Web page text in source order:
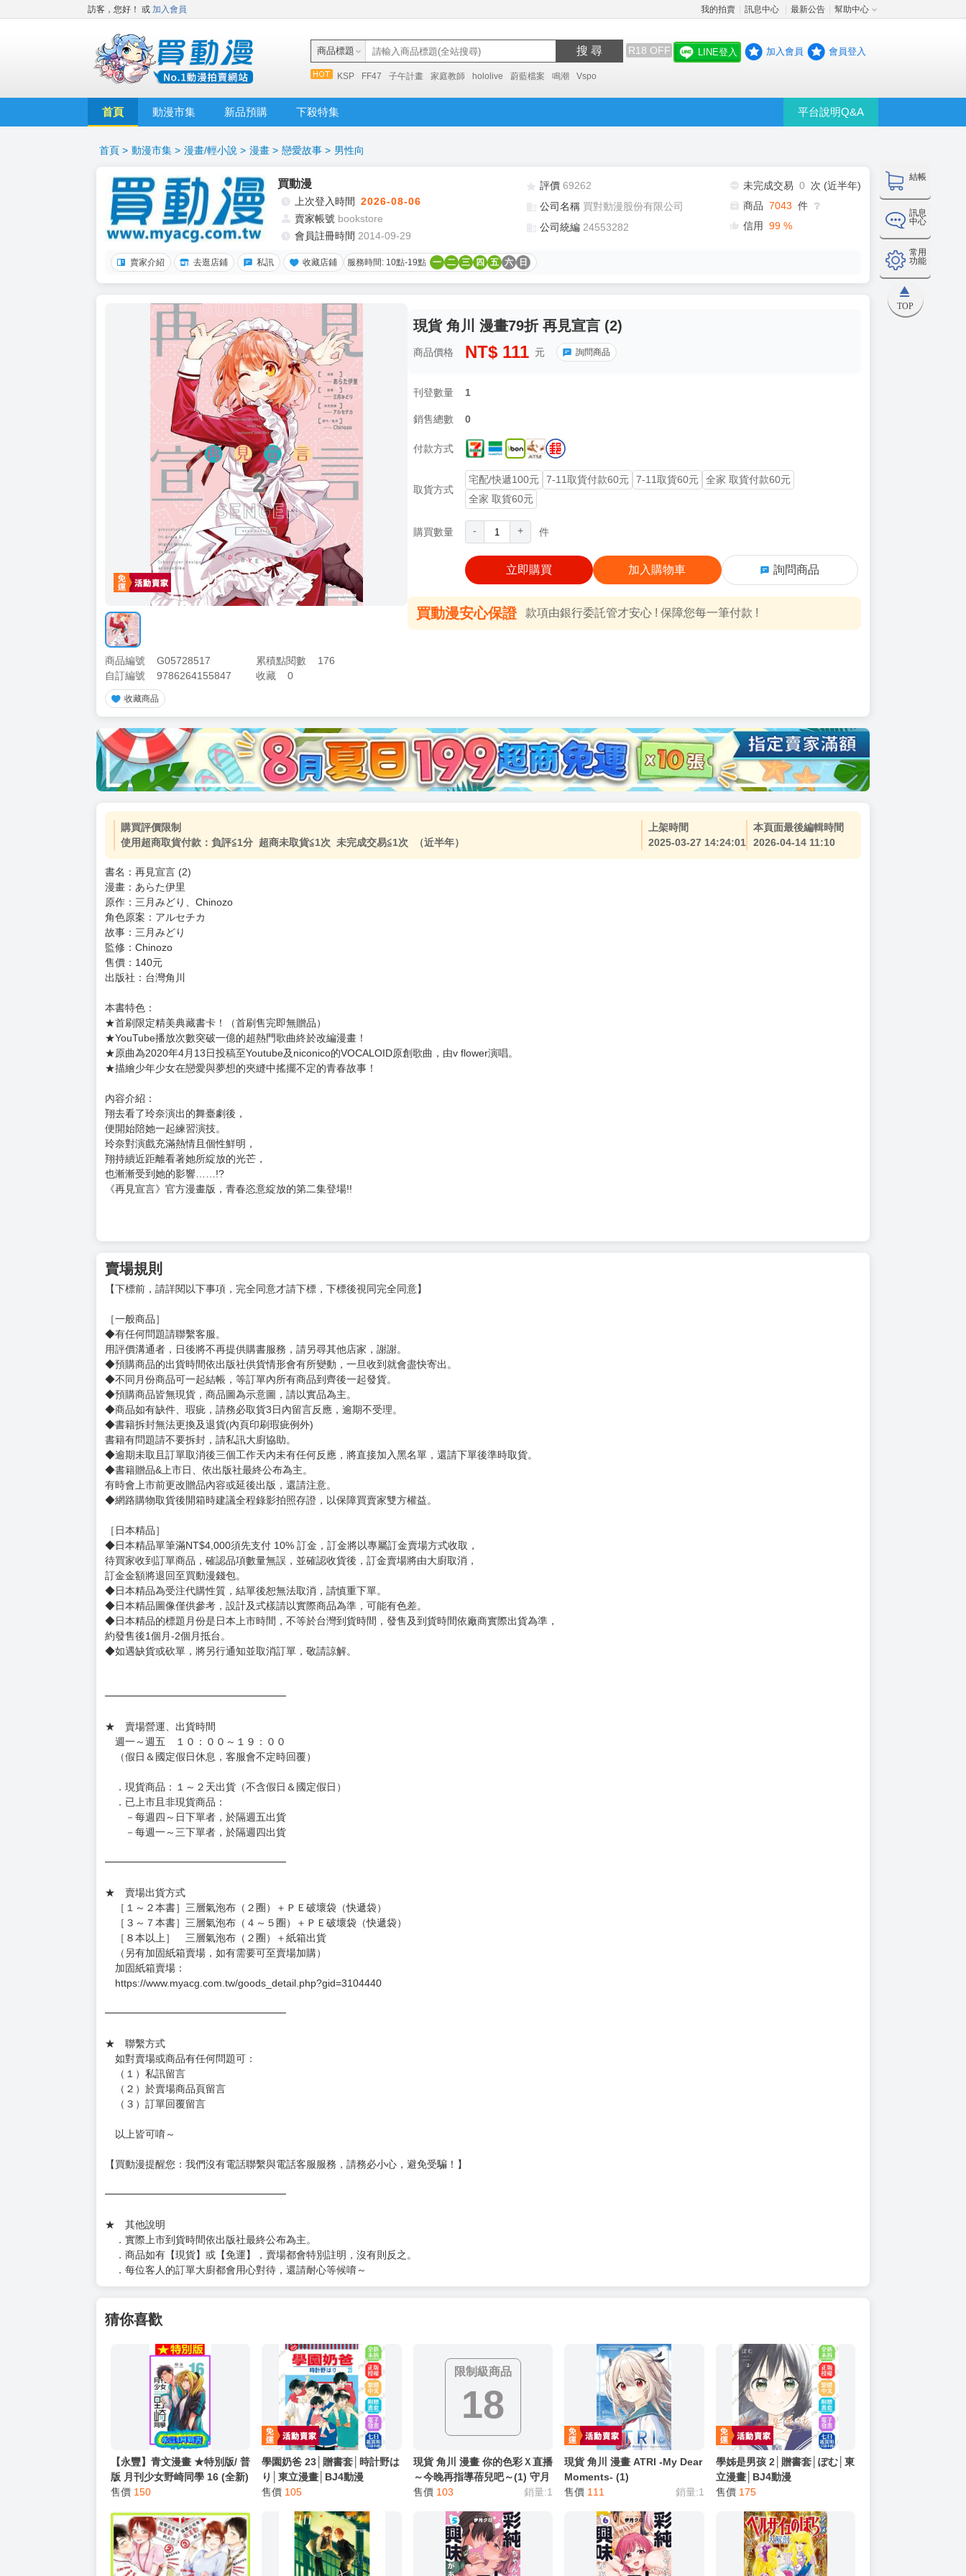
訪客，您好！ 或 加入會員 我的拍賣 訊息中心 最新公告 幫助中心
商品標題 搜 尋 R18 OFF
KSP FF47 子午計畫 家庭教師 hololive 蔚藍檔案 鳴潮 Vspo
LINE登入 加入會員 會員登入
首頁 動漫市集 新品預購 下殺特集 平台說明Q&A
結帳
訊息
中心
常用
功能
TOP
首頁 > 動漫市集 > 漫畫/輕小說 > 漫畫 > 戀愛故事 > 男性向
買動漫
上次登入時間 2026-08-06
賣家帳號 bookstore
會員註冊時間 2014-09-29
評價 69262
公司名稱 買對動漫股份有限公司
公司統編 24553282
未完成交易 0
次 (近半年)
商品 7043 件 ❔
信用 99 %
賣家介紹 去逛店鋪 私訊 收藏店鋪 服務時間: 10點-19點 一 二 三 四 五 六 日
商品編號 G05728517 累積點閱數
176
自訂編號
9786264155847 收藏 0
收藏商品
現貨 角川 漫畫79折 再見宣言 (2)
商品價格 NT$ 111 元 詢問商品
刊登數量 1
銷售總數 0
付款方式
取貨方式
宅配/快遞100元 7-11取貨付款60元 7-11取貨60元
全家 取貨付款60元
全家 取貨60元
購買數量 - + 件
立即購買 加入購物車 詢問商品
買動漫安心保證 款項由銀行委託管才安心 ! 保障您每一筆付款 !
購買評價限制
使用超商取貨付款：負評≦1分 超商未取貨≦1次 未完成交易≦1次 （近半年）
上架時間
2025-03-27 14:24:01
本頁面最後編輯時間
2026-04-14 11:10
書名：再見宣言 (2)
漫畫：あらた伊里
原作：三月みどり、Chinozo
角色原案：アルセチカ
故事：三月みどり
監修：Chinozo
售價：140元
出版社：台灣角川
本書特色：
★首刷限定精美典藏書卡！（首刷售完即無贈品）
★YouTube播放次數突破一億的超熱門歌曲終於改編漫畫！
★原曲為2020年4月13日投稿至Youtube及niconico的VOCALOID原創歌曲，由v flower演唱。
★描繪少年少女在戀愛與夢想的夾縫中搖擺不定的青春故事！
內容介紹：
翔去看了玲奈演出的舞臺劇後，
便開始陪她一起練習演技。
玲奈對演戲充滿熱情且個性鮮明，
翔持續近距離看著她所綻放的光芒，
也漸漸受到她的影響……!?
《再見宣言》官方漫畫版，青春恣意綻放的第二集登場!!
賣場規則
【下標前，請詳閱以下事項，完全同意才請下標，下標後視同完全同意】
［一般商品］
◆有任何問題請聯繫客服。
用評價溝通者，日後將不再提供購書服務，請另尋其他店家，謝謝。
◆預購商品的出貨時間依出版社供貨情形會有所變動，一旦收到就會盡快寄出。
◆不同月份商品可一起結帳，等訂單內所有商品到齊後一起發貨。
◆預購商品皆無現貨，商品圖為示意圖，請以實品為主。
◆商品如有缺件、瑕疵，請務必取貨3日內留言反應，逾期不受理。
◆書籍拆封無法更換及退貨(內頁印刷瑕疵例外)
書籍有問題請不要拆封，請私訊大廚協助。
◆逾期未取且訂單取消後三個工作天內未有任何反應，將直接加入黑名單，還請下單後準時取貨。
◆書籍贈品&上市日、依出版社最終公布為主。
有時會上市前更改贈品內容或延後出版，還請注意。
◆網路購物取貨後開箱時建議全程錄影拍照存證，以保障買賣家雙方權益。
［日本精品］
◆日本精品單筆滿NT$4,000須先支付 10% 訂金，訂金將以專屬訂金賣場方式收取，
待買家收到訂單商品，確認品項數量無誤，並確認收貨後，訂金賣場將由大廚取消，
訂金金額將退回至買動漫錢包。
◆日本精品為受注代購性質，結單後恕無法取消，請慎重下單。
◆日本精品圖像僅供參考，設計及式樣請以實際商品為準，可能有色差。
◆日本精品的標題月份是日本上市時間，不等於台灣到貨時間，發售及到貨時間依廠商實際出貨為準，
約發售後1個月-2個月抵台。
◆如遇缺貨或砍單，將另行通知並取消訂單，敬請諒解。
━━━━━━━━━━━━━━━━━━
★ 賣場營運、出貨時間
週一～週五 １０：００～１９：００
（假日＆國定假日休息，客服會不定時回覆）
．現貨商品：１～２天出貨（不含假日＆國定假日）
．已上市且非現貨商品：
－每週四～日下單者，於隔週五出貨
－每週一～三下單者，於隔週四出貨
━━━━━━━━━━━━━━━━━━
★ 賣場出貨方式
［１～２本書］三層氣泡布（２圈）＋ＰＥ破壞袋（快遞袋）
［３～７本書］三層氣泡布（４～５圈）＋ＰＥ破壞袋（快遞袋）
［８本以上］ 三層氣泡布（２圈）＋紙箱出貨
（另有加固紙箱賣場，如有需要可至賣場加購）
加固紙箱賣場：
https://www.myacg.com.tw/goods_detail.php?gid=3104440
━━━━━━━━━━━━━━━━━━
★ 聯繫方式
如對賣場或商品有任何問題可：
（１）私訊留言
（２）於賣場商品頁留言
（３）訂單回覆留言
以上皆可唷～
【買動漫提醒您：我們沒有電話聯繫與電話客服服務，請務必小心，避免受騙！】
━━━━━━━━━━━━━━━━━━
★ 其他說明
．實際上市到貨時間依出版社最終公布為主。
．商品如有【現貨】或【免運】，賣場都會特別註明，沒有則反之。
．每位客人的訂單大廚都會用心對待，還請耐心等候唷～
猜你喜歡
【永豐】青文漫畫 ★特別版/ 普
版 月刊少女野崎同學 16 (全新)
出版2025/04/25 ★特別版獨家
售價 150
學園奶爸 23│贈書套│時計野は
り│東立漫畫│BJ4動漫
售價 105
限制級商品
18
現貨 角川 漫畫 你的色彩Ｘ直播
～今晚再指導蓓兒吧～(1) 守月
史貴
售價 103 銷量:1
現貨 角川 漫畫 ATRI -My Dear
Moments- (1)
售價 111 銷量:1
學姊是男孩 2│贈書套│ぽむ│東
立漫畫│BJ4動漫
售價 175